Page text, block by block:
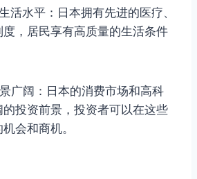
水平：日本拥有先进的医疗、
，居民享有高质量的生活条件
阔：日本的消费市场和高科
投资前景，投资者可以在这些
会和商机。